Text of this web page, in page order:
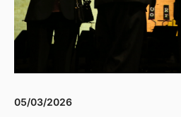
05/03/2026